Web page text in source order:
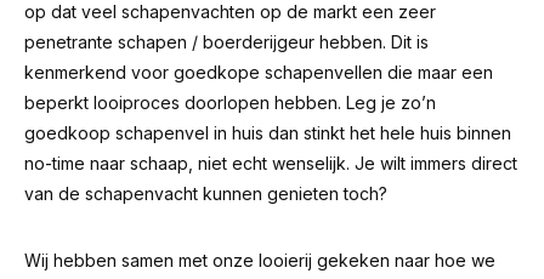
op dat veel schapenvachten op de markt een zeer
penetrante schapen / boerderijgeur hebben. Dit is
kenmerkend voor goedkope schapenvellen die maar een
beperkt looiproces doorlopen hebben. Leg je zo’n
goedkoop schapenvel in huis dan stinkt het hele huis binnen
no-time naar schaap, niet echt wenselijk. Je wilt immers direct
van de schapenvacht kunnen genieten toch?
Wij hebben samen met onze looierij gekeken naar hoe we